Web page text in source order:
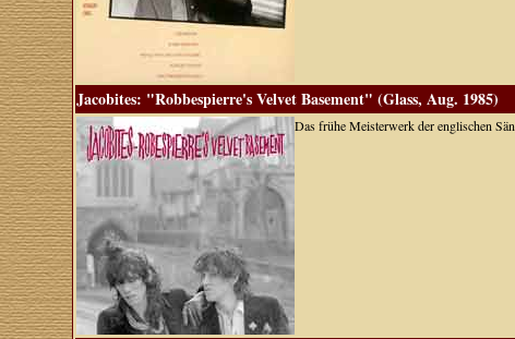
Jacobites: "Robbespierre's Velvet Basement" (Glass, Aug. 1985)
Das frühe Meisterwerk der englischen